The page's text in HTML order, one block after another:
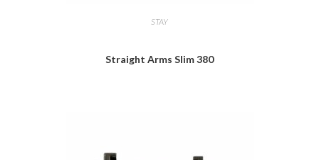
STAY
Straight Arms Slim 380